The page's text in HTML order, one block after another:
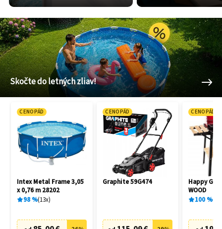
Skočte do letných zliav!
CENOPÁD
Intex Metal Frame 3,05
x 0,76 m 28202
98% 13x
CENOPÁD
Graphite 59G474
CENOPÁD
Happy
WOOD
100%